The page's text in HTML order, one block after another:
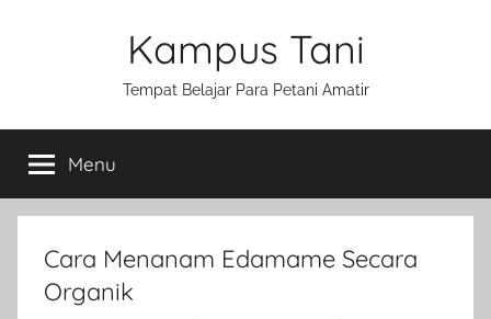
Kampus Tani
Tempat Belajar Para Petani Amatir
Menu
Cara Menanam Edamame Secara
Organik